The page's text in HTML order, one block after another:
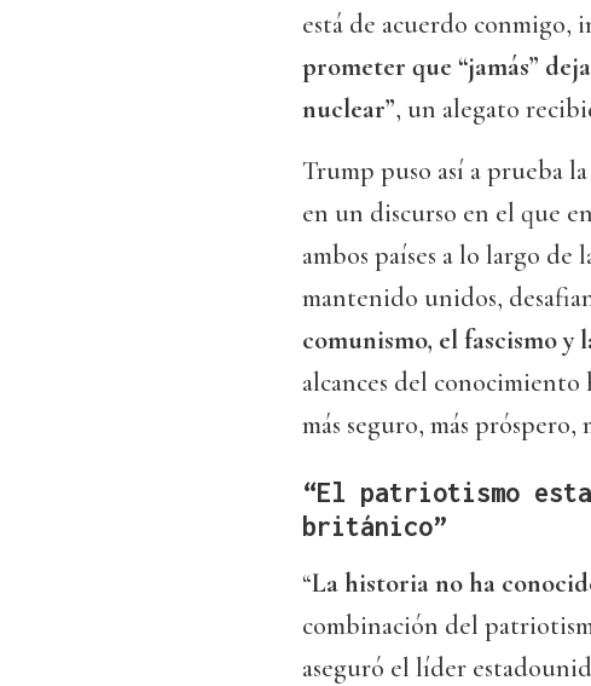
está de acuerdo conmigo,
prometer que “jamás”
nuclear”, un alegato
Trump puso así a prueba
en un discurso en el que
ambos países a lo largo de
mantenido unidos,
comunismo, el fascismo y
alcances del
más seguro, más próspero,
“El patriotismo
británico”
“La historia no ha
combinación del
aseguró el líder